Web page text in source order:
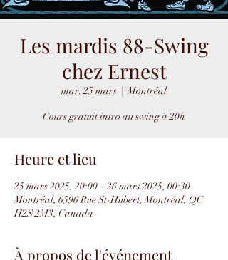
Les mardis 88-Swing
chez Ernest
mar. 25 mars
  |
Montréal
Cours gratuit intro au swing à 20h
Heure et lieu
25 mars 2025, 20:00 – 26 mars 2025, 00:30
Montréal, 6596 Rue St-Hubert, Montréal, QC
H2S 2M3, Canada
À propos de l'événement